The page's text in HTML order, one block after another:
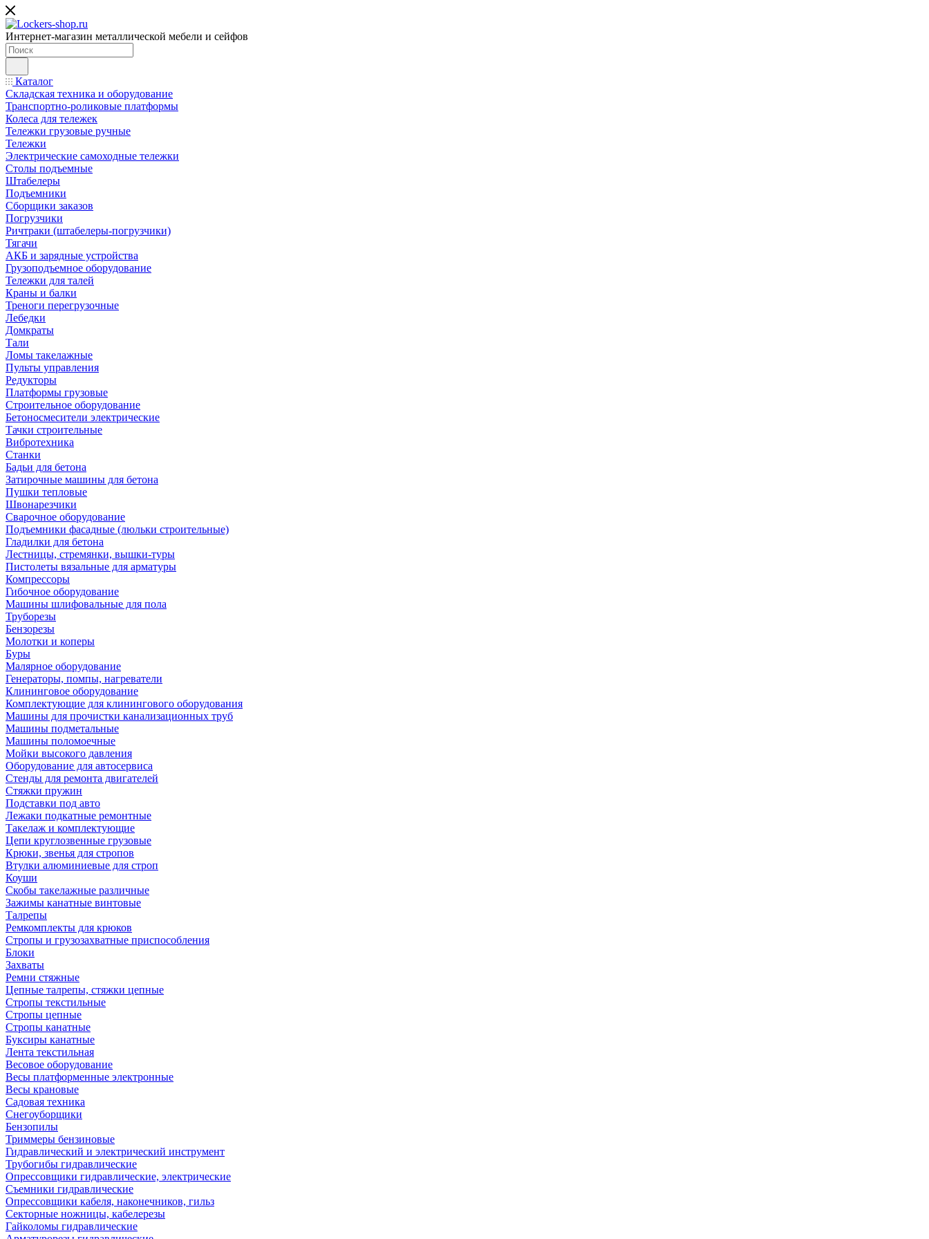
Интернет-магазин металлической мебели и сейфов
Каталог
Складская техника и оборудование
Транспортно-роликовые платформы
Колеса для тележек
Тележки грузовые ручные
Тележки
Электрические самоходные тележки
Столы подъемные
Штабелеры
Подъемники
Сборщики заказов
Погрузчики
Ричтраки (штабелеры-погрузчики)
Тягачи
АКБ и зарядные устройства
Грузоподъемное оборудование
Тележки для талей
Краны и балки
Треноги перегрузочные
Лебедки
Домкраты
Тали
Ломы такелажные
Пульты управления
Редукторы
Платформы грузовые
Строительное оборудование
Бетоносмесители электрические
Тачки строительные
Вибротехника
Станки
Бадьи для бетона
Затирочные машины для бетона
Пушки тепловые
Швонарезчики
Сварочное оборудование
Подъемники фасадные (люльки строительные)
Гладилки для бетона
Лестницы, стремянки, вышки-туры
Пистолеты вязальные для арматуры
Компрессоры
Гибочное оборудование
Машины шлифовальные для пола
Труборезы
Бензорезы
Молотки и коперы
Буры
Малярное оборудование
Генераторы, помпы, нагреватели
Клининговое оборудование
Комплектующие для клинингового оборудования
Машины для прочистки канализационных труб
Машины подметальные
Машины поломоечные
Мойки высокого давления
Оборудование для автосервиса
Стенды для ремонта двигателей
Стяжки пружин
Подставки под авто
Лежаки подкатные ремонтные
Такелаж и комплектующие
Цепи круглозвенные грузовые
Крюки, звенья для стропов
Втулки алюминиевые для строп
Коуши
Скобы такелажные различные
Зажимы канатные винтовые
Талрепы
Ремкомплекты для крюков
Стропы и грузозахватные приспособления
Блоки
Захваты
Ремни стяжные
Цепные талрепы, стяжки цепные
Стропы текстильные
Стропы цепные
Стропы канатные
Буксиры канатные
Лента текстильная
Весовое оборудование
Весы платформенные электронные
Весы крановые
Садовая техника
Снегоуборщики
Бензопилы
Триммеры бензиновые
Гидравлический и электрический инструмент
Трубогибы гидравлические
Опрессовщики гидравлические, электрические
Съемники гидравлические
Опрессовщики кабеля, наконечников, гильз
Секторные ножницы, кабелерезы
Гайколомы гидравлические